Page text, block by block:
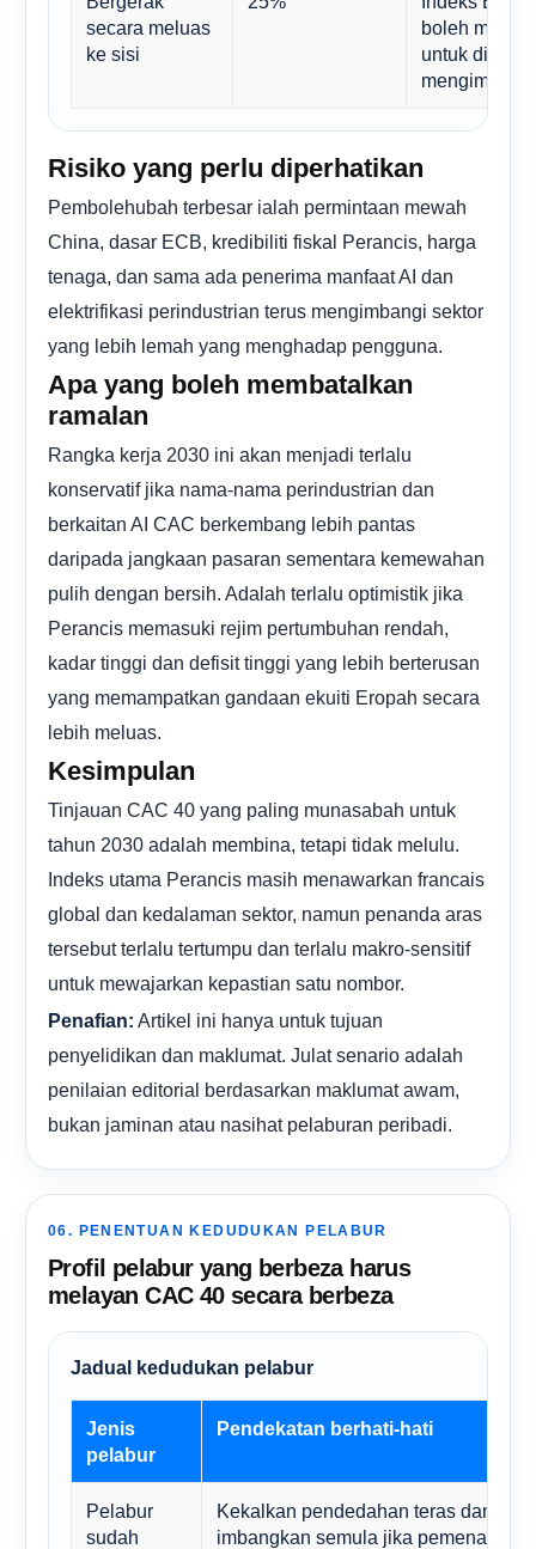
secara meluas
ke sisi
boleh
untuk
Risiko yang perlu diperhatikan
Pembolehubah terbesar ialah permintaan mewah
China, dasar ECB, kredibiliti fiskal Perancis, harga
tenaga, dan sama ada penerima manfaat AI dan
elektrifikasi perindustrian terus mengimbangi sektor
yang lebih lemah yang menghadap pengguna.
Apa yang boleh membatalkan
ramalan
Rangka kerja 2030 ini akan menjadi terlalu
konservatif jika nama-nama perindustrian dan
berkaitan AI CAC berkembang lebih pantas
daripada jangkaan pasaran sementara kemewahan
pulih dengan bersih. Adalah terlalu optimistik jika
Perancis memasuki rejim pertumbuhan rendah,
kadar tinggi dan defisit tinggi yang lebih berterusan
yang memampatkan gandaan ekuiti Eropah secara
lebih meluas.
Kesimpulan
Tinjauan CAC 40 yang paling munasabah untuk
tahun 2030 adalah membina, tetapi tidak melulu.
Indeks utama Perancis masih menawarkan francais
global dan kedalaman sektor, namun penanda aras
tersebut terlalu tertumpu dan terlalu makro-sensitif
untuk mewajarkan kepastian satu nombor.
Penafian: Artikel ini hanya untuk tujuan
penyelidikan dan maklumat. Julat senario adalah
penilaian editorial berdasarkan maklumat awam,
bukan jaminan atau nasihat pelaburan peribadi.
06. PENENTUAN KEDUDUKAN PELABUR
Profil pelabur yang berbeza harus
melayan CAC 40 secara berbeza
Jadual kedudukan pelabur
Jenis
pelabur
Pendekatan berhati-hati
Pelabur
sudah
Kekalkan pendedahan teras dan
imbangkan semula jika pemenang